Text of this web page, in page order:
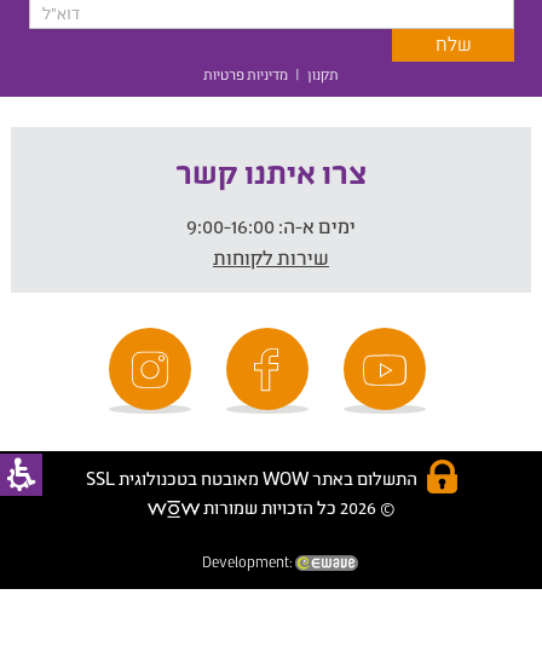
תקנון | מדיניות פרטיות
צרו איתנו קשר
ימים א-ה:
שירות לקוחות
התשלום באתר WOW מאובטח בטכנולוגית SSL
© 2026 כל הזכויות שמורות
Development: